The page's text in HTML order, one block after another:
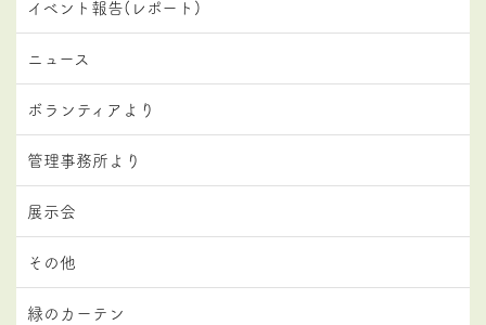
イベント報告(レポート)
ニュース
ボランティアより
管理事務所より
展示会
その他
緑のカーテン